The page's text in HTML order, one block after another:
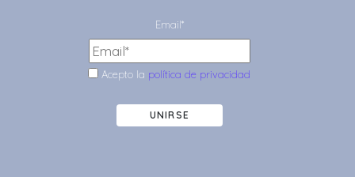
Email*
Acepto la política de privacidad
UNIRSE